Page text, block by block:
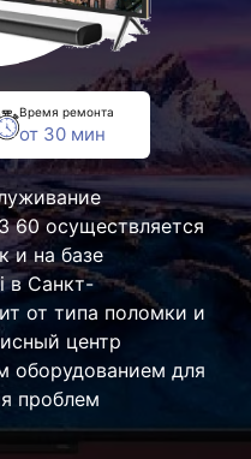
Время ремонта
от 30 мин
60 осуществляется
и на базе
в Санкт-
от типа поломки и
центр
оборудованием для
проблем